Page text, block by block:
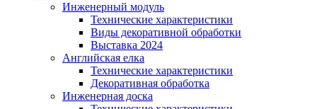
Инженерный модуль
Технические характеристики
Виды декоративной обработки
Выставка 2024
Английская елка
Технические характеристики
Декоративная обработка
Инженерная доска